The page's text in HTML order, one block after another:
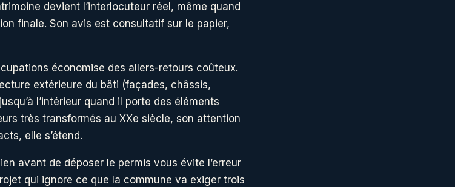
devient l’interlocuteur réel, même quand
finale. Son avis est consultatif sur le papier,
économise des allers-retours coûteux.
extérieure du bâti (façades, châssis,
l’intérieur quand il porte des éléments
très transformés au XXe siècle, son attention
elle s’étend.
avant de déposer le permis vous évite l’erreur
qui ignore ce que la commune va exiger trois